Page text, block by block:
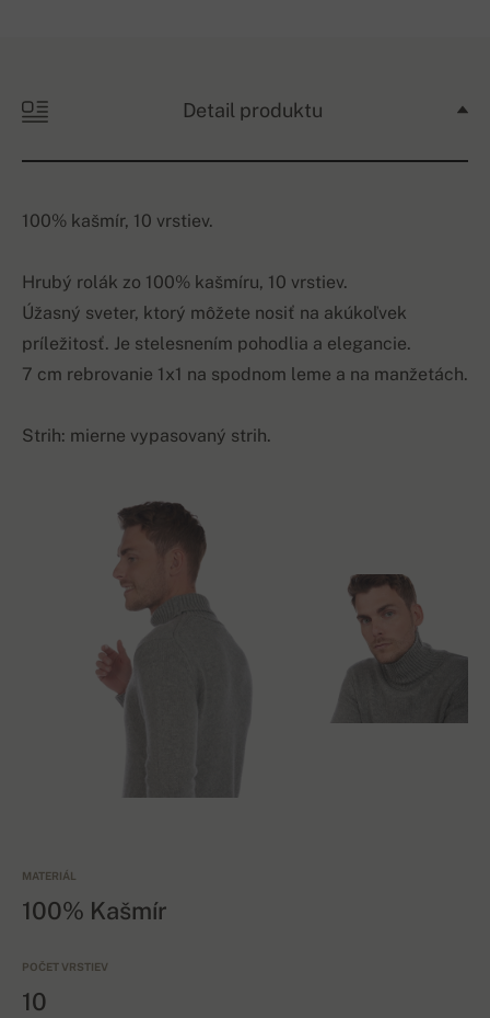
Detail produktu
100% kašmír, 10 vrstiev.
Hrubý rolák zo 100% kašmíru, 10 vrstiev.
Úžasný sveter, ktorý môžete nosiť na akúkoľvek
príležitosť. Je stelesnením pohodlia a elegancie.
7 cm rebrovanie 1x1 na spodnom leme a na manžetách.
Strih: mierne vypasovaný strih.
MATERIÁL
100% Kašmír
POČET VRSTIEV
10